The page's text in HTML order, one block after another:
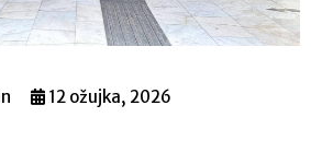
12 ožujka, 2026